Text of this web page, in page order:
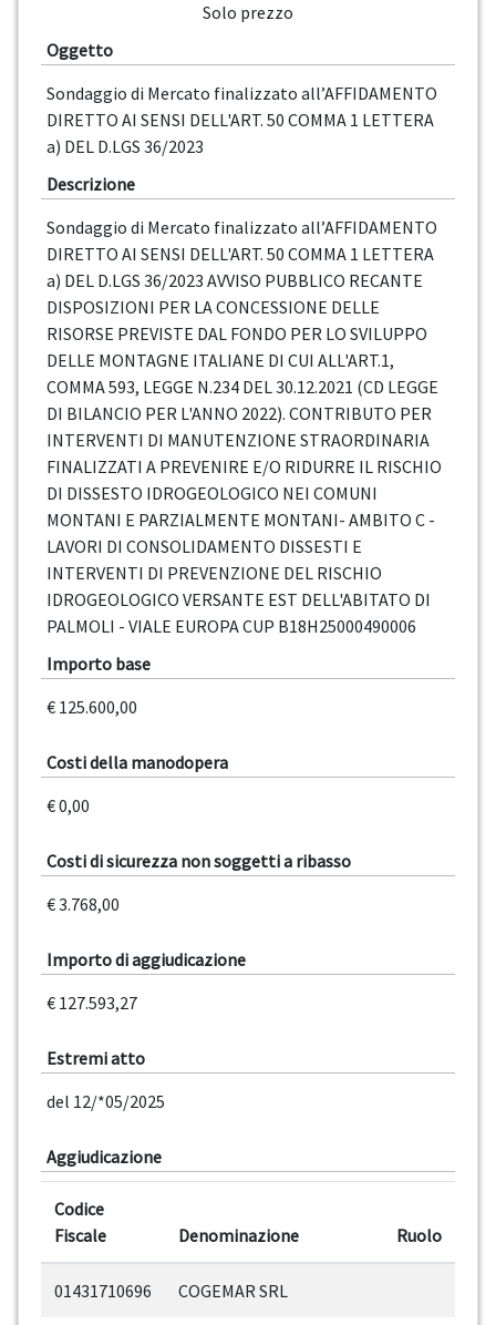
Solo prezzo
Oggetto
Sondaggio di Mercato finalizzato all’AFFIDAMENTO
DIRETTO AI SENSI DELL'ART. 50 COMMA 1 LETTERA
a) DEL D.LGS 36/2023
Descrizione
Sondaggio di Mercato finalizzato all’AFFIDAMENTO
DIRETTO AI SENSI DELL'ART. 50 COMMA 1 LETTERA
a) DEL D.LGS 36/2023 AVVISO PUBBLICO RECANTE
DISPOSIZIONI PER LA CONCESSIONE DELLE
RISORSE PREVISTE DAL FONDO PER LO SVILUPPO
DELLE MONTAGNE ITALIANE DI CUI ALL'ART.1,
COMMA 593, LEGGE N.234 DEL 30.12.2021 (CD LEGGE
DI BILANCIO PER L'ANNO 2022). CONTRIBUTO PER
INTERVENTI DI MANUTENZIONE STRAORDINARIA
FINALIZZATI A PREVENIRE E/O RIDURRE IL RISCHIO
DI DISSESTO IDROGEOLOGICO NEI COMUNI
MONTANI E PARZIALMENTE MONTANI- AMBITO C -
LAVORI DI CONSOLIDAMENTO DISSESTI E
INTERVENTI DI PREVENZIONE DEL RISCHIO
IDROGEOLOGICO VERSANTE EST DELL'ABITATO DI
PALMOLI - VIALE EUROPA CUP B18H25000490006
Importo base
€ 125.600,00
Costi della manodopera
€ 0,00
Costi di sicurezza non soggetti a ribasso
€ 3.768,00
Importo di aggiudicazione
€ 127.593,27
Estremi atto
del 12/*05/2025
Aggiudicazione
Codice
Fiscale
Denominazione Ruolo
01431710696 COGEMAR SRL